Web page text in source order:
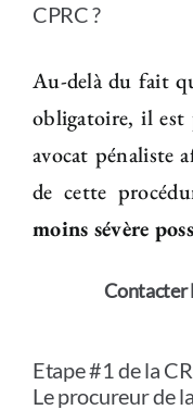
CPRC ?
Au-delà du fait
obligatoire, il est
avocat pénaliste
de cette
moins sévère
Contacter
Etape #1 de la
Le procureur de